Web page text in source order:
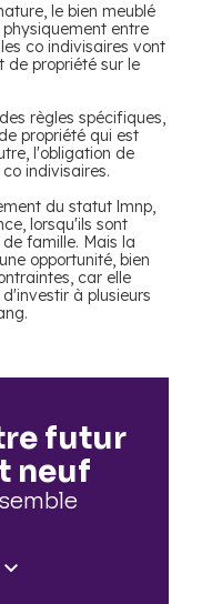
le bien meublé
entre
co indivisaires vont
de propriété sur le
règles spécifiques,
propriété qui est
l'obligation de
indivisaires.
du statut lmnp,
lorsqu'ils sont
famille. Mais la
opportunité, bien
car elle
à plusieurs
futur
neuf